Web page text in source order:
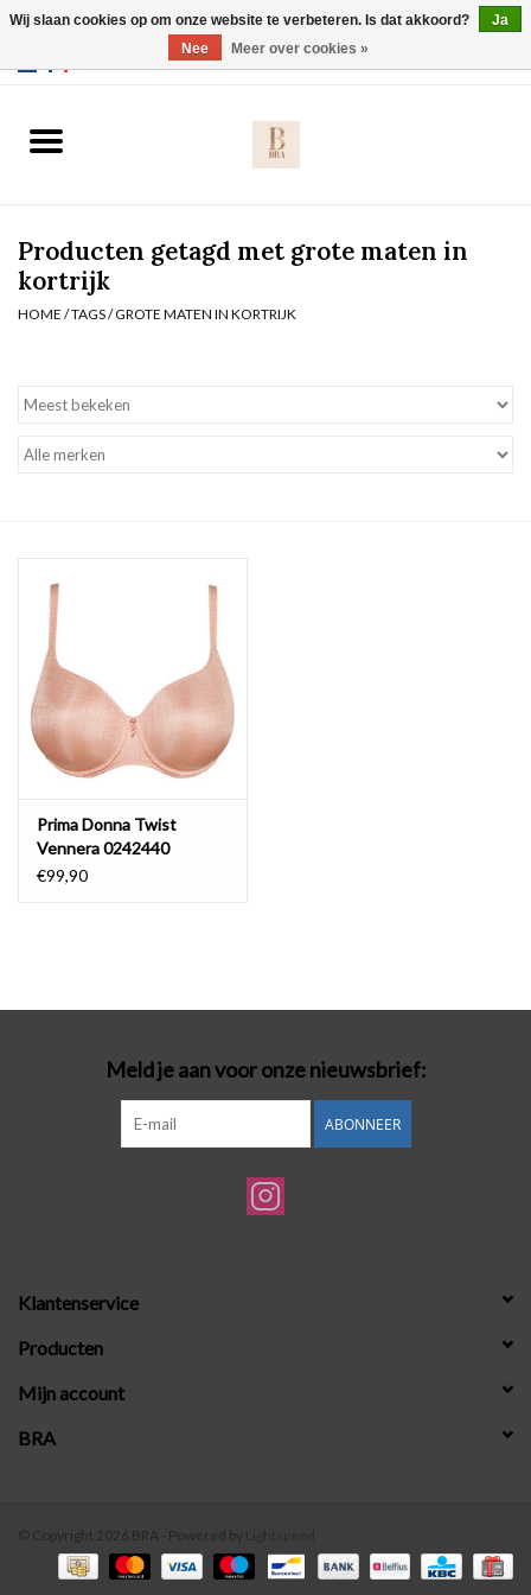
Slip
Body
Solden
Badmode
Lingerie-accessoires
Cadeaubonnen
Producten getagd met grote maten in
kortrijk
HOME /TAGS/GROTE MATEN IN KORTRIJK
Prima Donna Twist
Vennera 0242440
€99,90
Meld je aan voor onze nieuwsbrief:
ABONNEER
Klantenservice
Producten
Mijn account
BRA
© Copyright 2026 BRA - Powered by
Wij slaan cookies op om onze website te verbeteren. Is dat akkoord?
Ja
Nee
Meer over cookies »
Webshop werkt met EU maten. .